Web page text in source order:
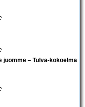
juomme – Tulva-kokoelma